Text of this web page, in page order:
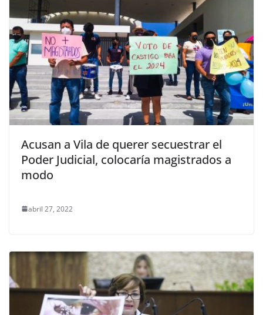
Acusan a Vila de querer secuestrar el
Poder Judicial, colocaría magistrados a
modo
abril 27, 2022